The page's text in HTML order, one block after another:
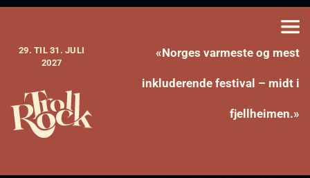
29. TIL 31. JULI
2027
«Norges varmeste og mest
inkluderende festival – midt i
fjellheimen.»